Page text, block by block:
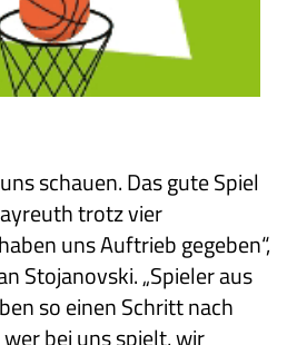
schauen. Das gute Spiel
trotz vier
uns Auftrieb gegeben“,
Stojanovski. „Spieler aus
so einen Schritt nach
bei uns spielt, wir